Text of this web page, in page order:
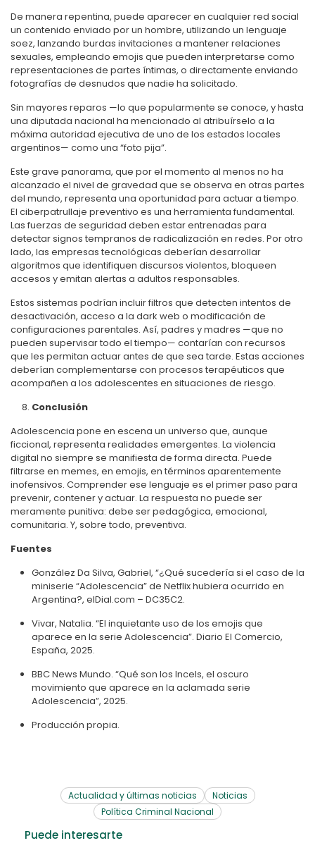
De manera repentina, puede aparecer en cualquier red social
un contenido enviado por un hombre, utilizando un lenguaje
soez, lanzando burdas invitaciones a mantener relaciones
sexuales, empleando emojis que pueden interpretarse como
representaciones de partes íntimas, o directamente enviando
fotografías de desnudos que nadie ha solicitado.
Sin mayores reparos —lo que popularmente se conoce, y hasta
una diputada nacional ha mencionado al atribuírselo a la
máxima autoridad ejecutiva de uno de los estados locales
argentinos— como una “foto pija”.
Este grave panorama, que por el momento al menos no ha
alcanzado el nivel de gravedad que se observa en otras partes
del mundo, representa una oportunidad para actuar a tiempo.
El ciberpatrullaje preventivo es una herramienta fundamental.
Las fuerzas de seguridad deben estar entrenadas para
detectar signos tempranos de radicalización en redes. Por otro
lado, las empresas tecnológicas deberían desarrollar
algoritmos que identifiquen discursos violentos, bloqueen
accesos y emitan alertas a adultos responsables.
Estos sistemas podrían incluir filtros que detecten intentos de
desactivación, acceso a la dark web o modificación de
configuraciones parentales. Así, padres y madres —que no
pueden supervisar todo el tiempo— contarían con recursos
que les permitan actuar antes de que sea tarde. Estas acciones
deberían complementarse con procesos terapéuticos que
acompañen a los adolescentes en situaciones de riesgo.
Conclusión
Adolescencia pone en escena un universo que, aunque
ficcional, representa realidades emergentes. La violencia
digital no siempre se manifiesta de forma directa. Puede
filtrarse en memes, en emojis, en términos aparentemente
inofensivos. Comprender ese lenguaje es el primer paso para
prevenir, contener y actuar. La respuesta no puede ser
meramente punitiva: debe ser pedagógica, emocional,
comunitaria. Y, sobre todo, preventiva.
Fuentes
González Da Silva, Gabriel, “¿Qué sucedería si el caso de la
miniserie “Adolescencia” de Netflix hubiera ocurrido en
Argentina?, elDial.com – DC35C2.
Vivar, Natalia. “El inquietante uso de los emojis que
aparece en la serie Adolescencia”. Diario El Comercio,
España, 2025.
BBC News Mundo. “Qué son los Incels, el oscuro
movimiento que aparece en la aclamada serie
Adolescencia”, 2025.
Producción propia.
Actualidad y últimas noticias
Noticias
Política Criminal Nacional
Puede interesarte